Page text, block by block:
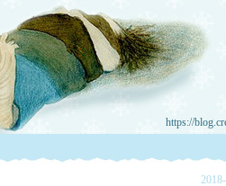
https://